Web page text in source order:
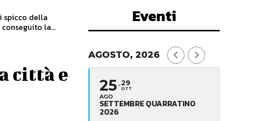
spicco della
la...
città e
Eventi
AGOSTO, 2026
25
AGO
29
OTT
SETTEMBRE QUARRATINO
2026